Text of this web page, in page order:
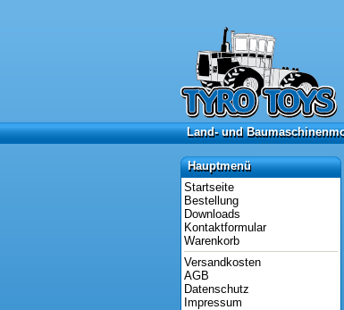
Land- und
Land- und
Hauptmenü
Hauptmenü
Startseite
Bestellung
Downloads
Kontaktformular
Warenkorb
Versandkosten
AGB
Datenschutz
Impressum